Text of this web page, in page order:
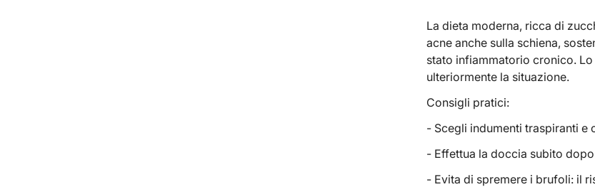
La dieta moderna, ricca di
acne anche sulla schiena,
stato infiammatorio cronico.
ulteriormente la situazione.
Consigli pratici:
- Scegli indumenti traspiranti e
- Effettua la doccia subito
- Evita di spremere i brufoli: il